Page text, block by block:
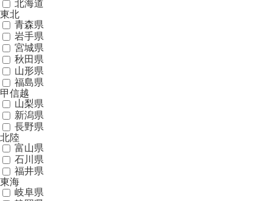
北海道
東北
青森県
岩手県
宮城県
秋田県
山形県
福島県
甲信越
山梨県
新潟県
長野県
北陸
富山県
石川県
福井県
東海
岐阜県